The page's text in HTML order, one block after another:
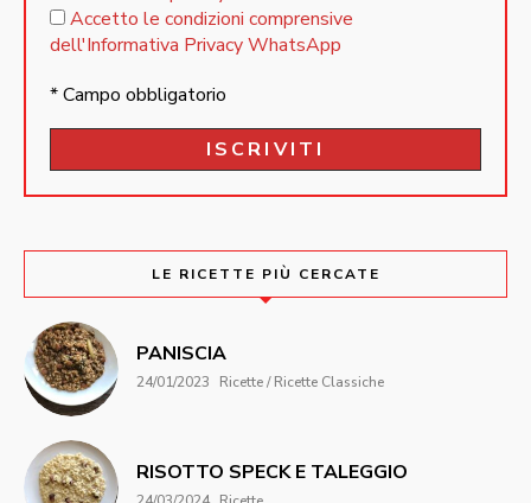
Accetto le condizioni comprensive
dell'Informativa Privacy WhatsApp
* Campo obbligatorio
LE RICETTE PIÙ CERCATE
PANISCIA
24/01/2023 Ricette / Ricette Classiche
RISOTTO SPECK E TALEGGIO